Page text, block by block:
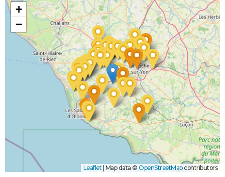
+
−
Leaflet | Map data © OpenStreetMapcontributors